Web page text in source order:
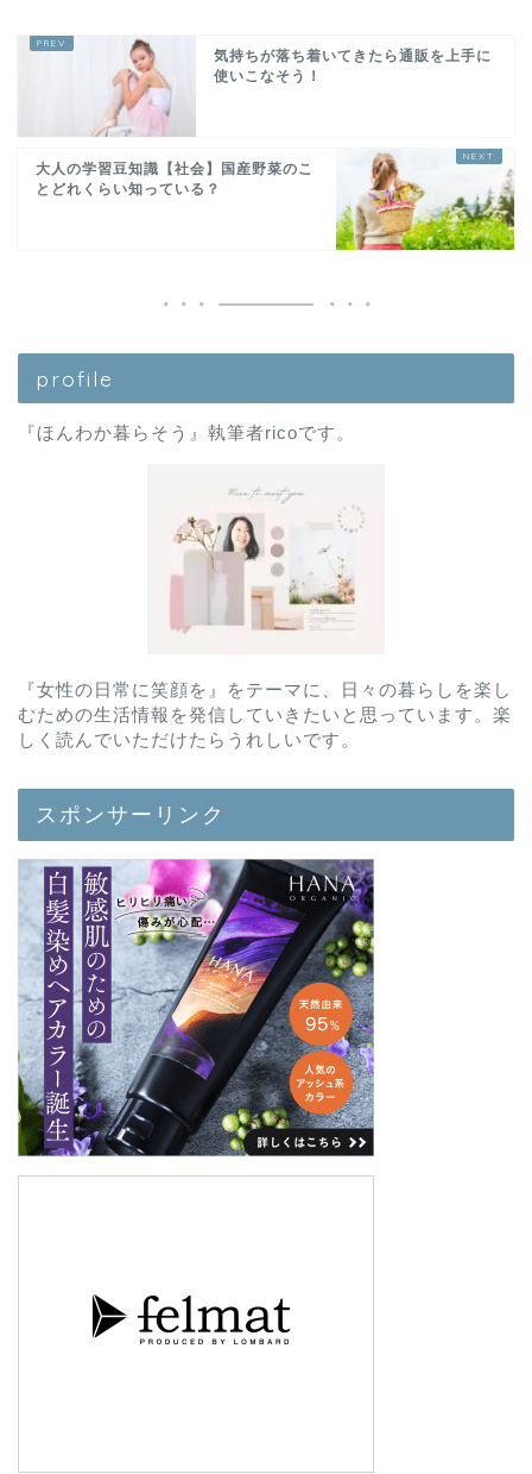
気持ちが落ち着いてきたら通販を上手に
使いこなそう！
大人の学習豆知識【社会】国産野菜のこ
とどれくらい知っている？
profile
『ほんわか暮らそう』執筆者ricoです。
『女性の日常に笑顔を』をテーマに、日々の暮らしを楽し
むための生活情報を発信していきたいと思っています。楽
しく読んでいただけたらうれしいです。
スポンサーリンク